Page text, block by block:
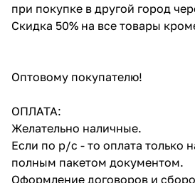
при покупке в другой город
Скидка 50% на все товары
Оптовому покупателю!
ОПЛАТА:
Желательно наличные.
Если по р/с - то оплата только
полным пакетом документом.
Оформление договоров и